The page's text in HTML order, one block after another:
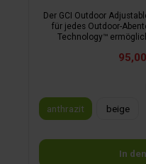
Der GCI Outdoor
für jedes Outdoor-
Technology™
ergonomische
atmungsaktivem
wird der Adjustable
entspannte
anthrazit
beige
In